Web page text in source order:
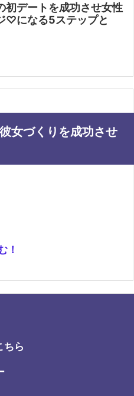
初デートを成功させ女性
♡になる5ステップと
女づくりを成功させ
！
ちら